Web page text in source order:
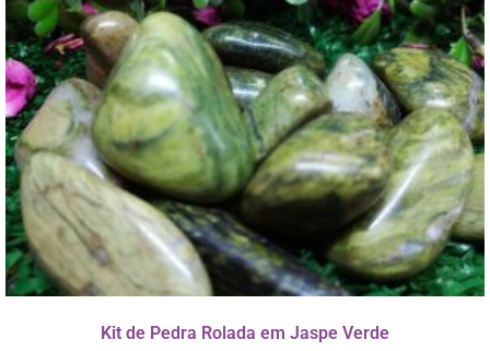
Kit de Pedra Rolada em Jaspe Verde